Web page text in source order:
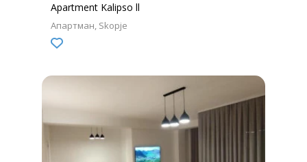
Apartment Kalipso ll
Апартман Skopje